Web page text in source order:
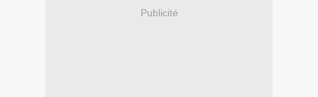
Publicité